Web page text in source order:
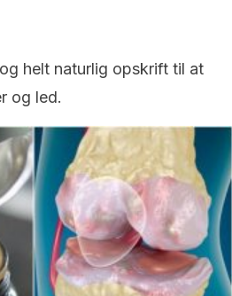
helt naturlig opskrift til at
og led.